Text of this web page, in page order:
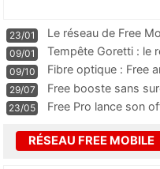
23/01
Le réseau de Free
m
09/01
Tempête Goretti : le
09/10
Fibre optique : Free
pass
29/07
Free booste sans
23/05 Free Pro lance son
RÉSEAU FREE MOBILE